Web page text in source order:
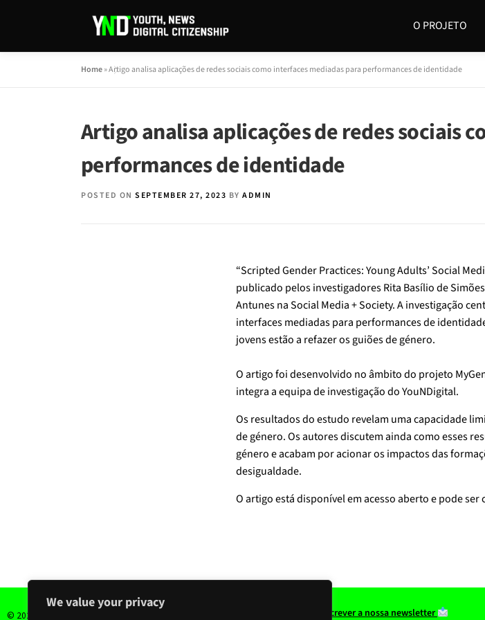
We value your privacy
O PROJETO
Home»Artigo analisa aplicações de redes sociais como interfaces mediadas para performances de identidade
Artigo analisa aplicações de redes sociais
performances de identidade
POSTED ON SEPTEMBER 27, 2023 BY ADMIN
“Scripted Gender Practices: Young Adults’ Social
publicado pelos investigadores Rita Basílio de
Antunes na Social Media + Society. A investigação
interfaces mediadas para performances de
jovens estão a refazer os guiões de género.
O artigo foi desenvolvido no âmbito do projeto
integra a equipa de investigação do YouNDigital.
Os resultados do estudo revelam uma capacidade
de género. Os autores discutem ainda como esses
género e acabam por acionar os impactos das
desigualdade.
O artigo está disponível em acesso aberto e pode ser
© 2022 YouNDigital. All Rights Reserved. Para subscrever a nossa newsletter